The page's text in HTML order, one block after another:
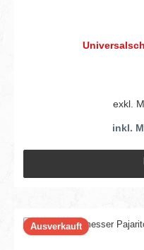
exkl.
inkl.
Ausverkauft